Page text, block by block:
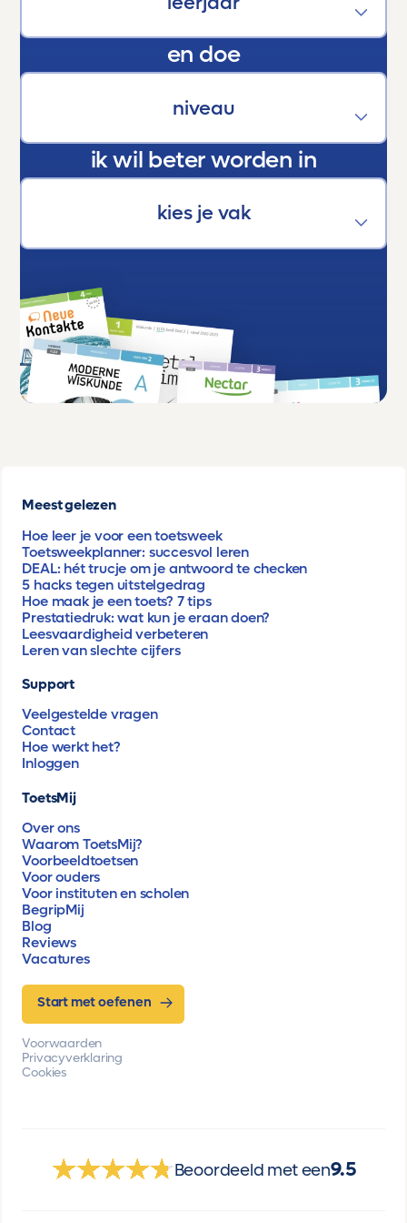
En als trotse ouder kan ik maar één ding
zeggen:
en doe
ik wil beter worden in
Meest gelezen
Hoe leer je voor een toetsweek
Toetsweekplanner: succesvol leren
DEAL: hét trucje om je antwoord te checken
5 hacks tegen uitstelgedrag
Hoe maak je een toets? 7 tips
Prestatiedruk: wat kun je eraan doen?
Leesvaardigheid verbeteren
Leren van slechte cijfers
Support
Veelgestelde vragen
Contact
Hoe werkt het?
Inloggen
ToetsMij
Over ons
Waarom ToetsMij?
Voorbeeldtoetsen
Voor ouders
Voor instituten en scholen
BegripMij
Blog
Reviews
Vacatures
Start met oefenen
Voorwaarden
Privacyverklaring
Cookies
Beoordeeld met een9.5